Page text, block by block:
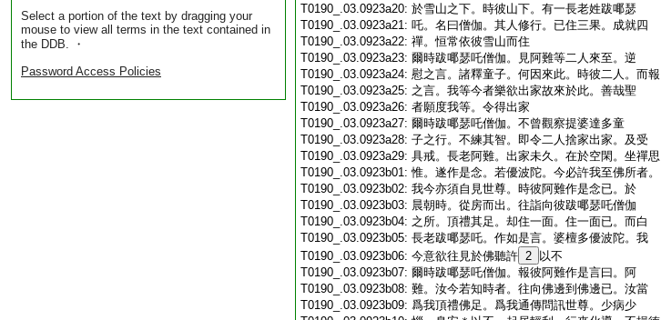
Select a portion of the text by dragging your
mouse to view all terms in the text contained in
the DDB. ・
Password Access Policies
T0190_.03.0923a20: 於雪山之下。時彼山下。有一長老姓跋㖿瑟
T0190_.03.0923a21: 吒。名曰僧伽。其人修行。已住三果。成就四
T0190_.03.0923a22: 禪。恒常依彼雪山而住
T0190_.03.0923a23: 爾時跋㖿瑟吒僧伽。見阿難等二人來至。逆
T0190_.03.0923a24: 慰之言。諸釋童子。何因來此。時彼二人。而報
T0190_.03.0923a25: 之言。我等今者樂欲出家故來於此。善哉聖
T0190_.03.0923a26: 者願度我等。令得出家
T0190_.03.0923a27: 爾時跋㖿瑟吒僧伽。不曾觀察提婆達多童
T0190_.03.0923a28: 子之行。不練其智。即令二人捨家出家。及受
T0190_.03.0923a29: 具戒。長老阿難。出家未久。在於空閑。坐禪思
T0190_.03.0923b01:惟。遂作是念。若優波陀。今必許我至佛所者。
T0190_.03.0923b02: 我今亦須自見世尊。時彼阿難作是念已。於
T0190_.03.0923b03: 晨朝時。從房而出。往詣向彼跋㖿瑟吒僧伽
T0190_.03.0923b04: 之所。頂禮其足。却住一面。住一面已。而白
T0190_.03.0923b05: 長老跋㖿瑟吒。作如是言。婆檀多優波陀。我
T0190_.03.0923b06: 今意欲往見於佛聽許 2
以不
T0190_.03.0923b07: 爾時跋㖿瑟吒僧伽。報彼阿難作是言曰。阿
T0190_.03.0923b08: 難。汝今若知時者。往向佛邊到佛邊已。汝當
T0190_.03.0923b09: 爲我頂禮佛足。爲我通傳問訊世尊。少病少